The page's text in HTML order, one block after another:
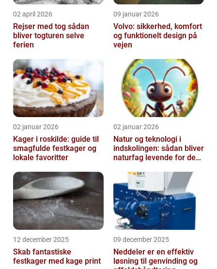
02 april 2026
Rejser med tog sådan
bliver togturen selve
ferien
09 januar 2026
Volvo: sikkerhed, komfort
og funktionelt design på
vejen
02 januar 2026
Kager i roskilde: guide til
smagfulde festkager og
lokale favoritter
02 januar 2026
Natur og teknologi i
indskolingen: sådan bliver
naturfag levende for de
12 december 2025
Skab fantastiske
festkager med kage print
09 december 2025
Neddeler er en effektiv
løsning til genvinding og